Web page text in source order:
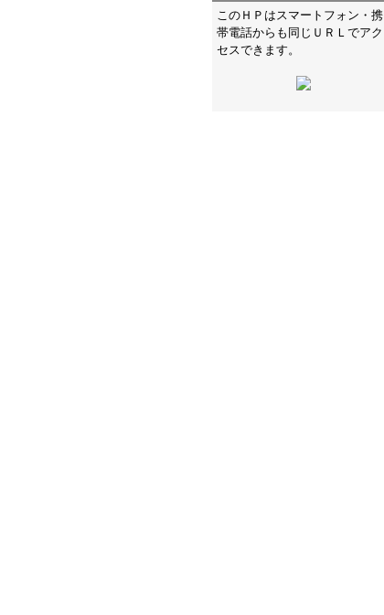
このＨＰはスマートフォン・携
帯電話からも同じＵＲＬでアク
セスできます。